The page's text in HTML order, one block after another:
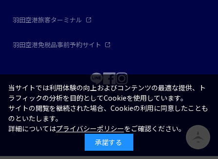
羽田空港旅客ターミナル
羽田空港免税品事前予約サイト
Copyright © Japan Airport Terminal Co., Ltd. all right reserved.
当サイトでは利用体験の向上およびコンテンツの最適な提供、ト
ラフィックの分析を目的としてCookieを使用しています。
サイトの閲覧を継続された場合、Cookieの利用に同意したことも
のといたします。
詳細についてはプライバシーポリシーをご確認ください。
承諾する